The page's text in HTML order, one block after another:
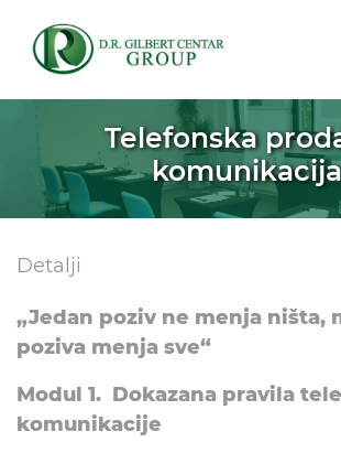
Telefonska
komunikacija
Detalji
„Jedan poziv ne menja ništa,
poziva menja sve“
Modul 1. Dokazana pravila
komunikacije